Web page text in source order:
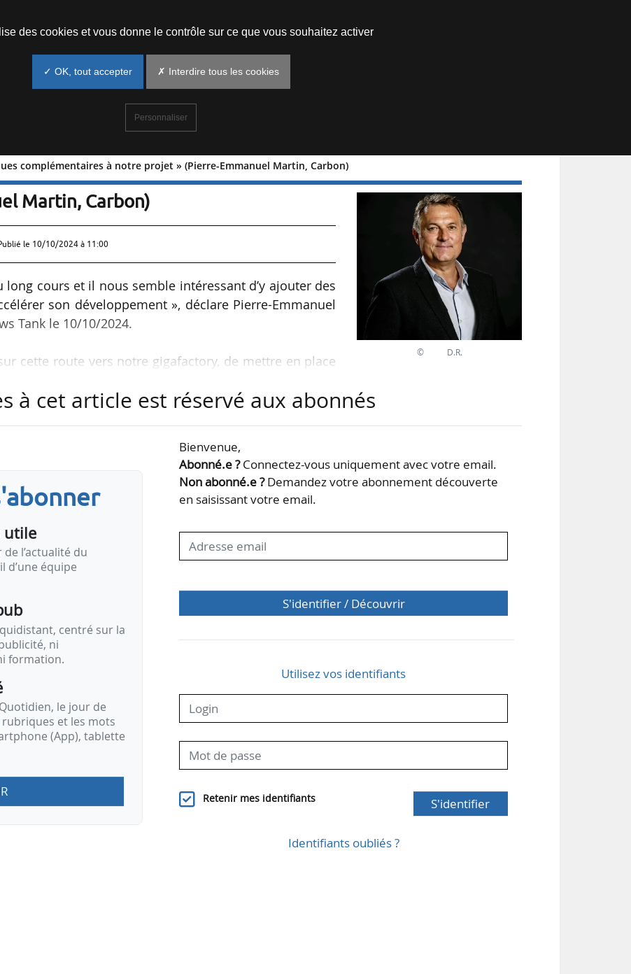
complémentaires à notre projet » (Pierre-Emmanuel Martin, Carbon)
briques complémentaires à notre
Martin, Carbon)
le 10/10/2024 à 11:00
cours et il nous semble intéressant d’y ajouter des
son développement », déclare Pierre-Emmanuel
Tank le 10/10/2024.
cette route vers notre gigafactory, de mettre en place
longtemps été pionnière. C’est cette firme qui a inventé
le solaire, en intervenant sur chacun des segments
qui dominent aujourd’hui le marché sont ceux qui…
© D.R.
à cet article est réservé aux abonnés
utile
l’actualité du
d’une équipe
centré sur la
ni
formation.
le jour de
rubriques et les mots
(App), tablette
Bienvenue,
Abonné.e ?Connectez-vous uniquement avec votre email.
Non abonné.e ?Demandez votre abonnement découverte
en saisissant votre email.
S'identifier / Découvrir
Utilisez vos identifiants
Retenir mes identifiants S'identifier
Identifiants oubliés ?
des cookies et vous donne le contrôle sur ce que vous souhaitez activer
✓ OK, tout accepter ✗ Interdire tous les cookies
Personnaliser